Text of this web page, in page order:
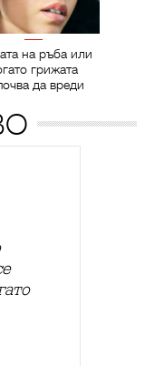
на ръба или
грижата
да вреди